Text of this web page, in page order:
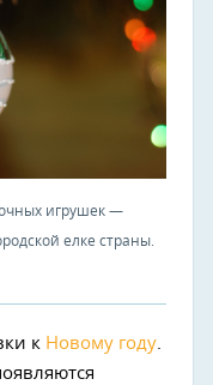
игрушек —
елке страны.
к Новому году.